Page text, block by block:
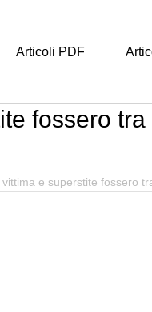
Articoli PDF
fossero
e superstite fossero